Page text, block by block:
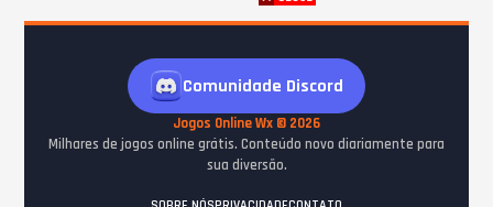
Comunidade Discord
Jogos Online Wx © 2026
Milhares de jogos online grátis. Conteúdo novo diariamente para
sua diversão.